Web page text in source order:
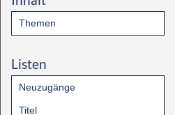
Themen
Listen
Neuzugänge
Titel